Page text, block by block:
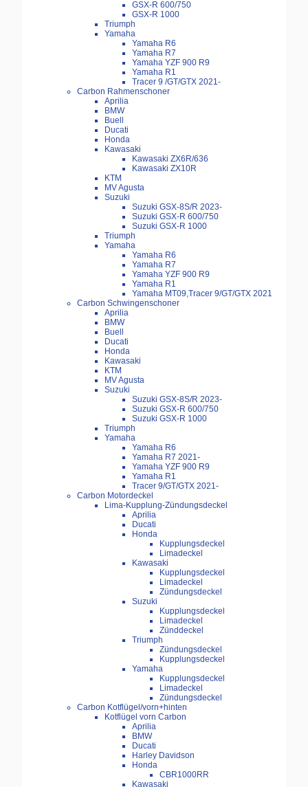
GSX-R 600/750
GSX-R 1000
Triumph
Yamaha
Yamaha R6
Yamaha R7
Yamaha YZF 900 R9
Yamaha R1
Tracer 9 /GT/GTX 2021-
Carbon Rahmenschoner
Aprilia
BMW
Buell
Ducati
Honda
Kawasaki
Kawasaki ZX6R/636
Kawasaki ZX10R
KTM
MV Agusta
Suzuki
Suzuki GSX-8S/R 2023-
Suzuki GSX-R 600/750
Suzuki GSX-R 1000
Triumph
Yamaha
Yamaha R6
Yamaha R7
Yamaha YZF 900 R9
Yamaha R1
Yamaha MT09,Tracer 9/GT/GTX 2021
Carbon Schwingenschoner
Aprilia
BMW
Buell
Ducati
Honda
Kawasaki
KTM
MV Agusta
Suzuki
Suzuki GSX-8S/R 2023-
Suzuki GSX-R 600/750
Suzuki GSX-R 1000
Triumph
Yamaha
Yamaha R6
Yamaha R7 2021-
Yamaha YZF 900 R9
Yamaha R1
Tracer 9/GT/GTX 2021-
Carbon Motordeckel
Lima-Kupplung-Zündungsdeckel
Aprilia
Ducati
Honda
Kupplungsdeckel
Limadeckel
Kawasaki
Kupplungsdeckel
Limadeckel
Zündungsdeckel
Suzuki
Kupplungsdeckel
Limadeckel
Zünddeckel
Triumph
Zündungsdeckel
Kupplungsdeckel
Yamaha
Kupplungsdeckel
Limadeckel
Zündungsdeckel
Carbon Kotflügel/vorn+hinten
Kotflügel vorn Carbon
Aprilia
BMW
Ducati
Harley Davidson
Honda
CBR1000RR
Kawasaki